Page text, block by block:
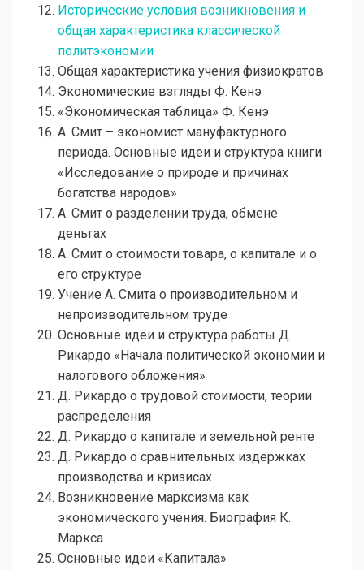
Исторические условия возникновения и
общая характеристика классической
политэкономии
Общая характеристика учения физиократов
Экономические взгляды Ф. Кенэ
«Экономическая таблица» Ф. Кенэ
А. Смит – экономист мануфактурного
периода. Основные идеи и структура книги
«Исследование о природе и причинах
богатства народов»
А. Смит о разделении труда, обмене
деньгах
А. Смит о стоимости товара, о капитале и о
его структуре
Учение А. Смита о производительном и
непроизводительном труде
Основные идеи и структура работы Д.
Рикардо «Начала политической экономии и
налогового обложения»
Д. Рикардо о трудовой стоимости, теории
распределения
Д. Рикардо о капитале и земельной ренте
Д. Рикардо о сравнительных издержках
производства и кризисах
Возникновение марксизма как
экономического учения. Биография К.
Маркса
Основные идеи «Капитала»